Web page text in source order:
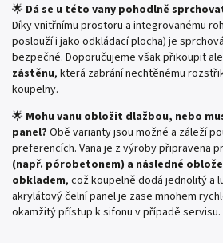
🌟 Dá se u této vany pohodlně
Díky vnitřnímu prostoru a integrovanému
poslouží i jako odkládací plocha) je
bezpečné. Doporučujeme však přikoupit
zástěnu, která zabrání nechtěnému
koupelny.
🌟 Mohu vanu obložit dlažbou, nebo
panel? Obě varianty jsou možné a záleží
preferencích. Vana je z výroby připravena
(např. pórobetonem) a následné
obkladem, což koupelně dodá jednolitý a
akrylátový čelní panel je zase mnohem
okamžitý přístup k sifonu v případě servisu.